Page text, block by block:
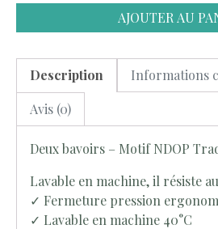
AJOUTER AU
Description
Informations
Avis (0)
Deux bavoirs – Motif NDOP
Lavable en machine, il résiste
✓ Fermeture pression
✓ Lavable en machine 40°C